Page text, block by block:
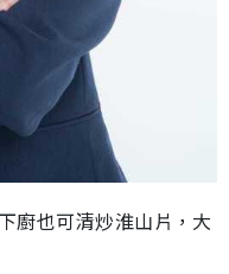
廚也可清炒淮山片，大